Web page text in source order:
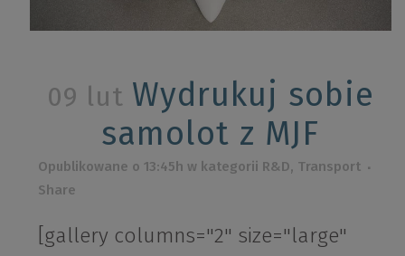
09 lut Wydrukuj sobie
samolot z MJF
Opublikowane o 13:45h w kategorii R&D, Transport
Share
[gallery columns="2" size="large"